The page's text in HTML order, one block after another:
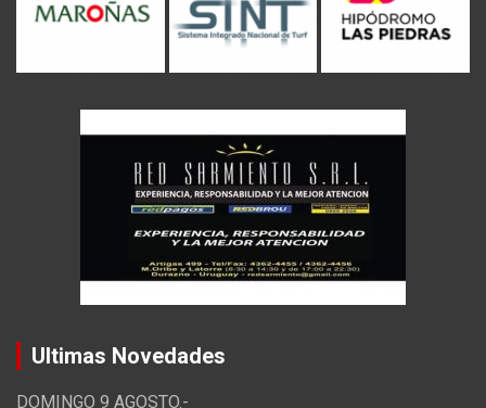
Ultimas Novedades
DOMINGO 9 AGOSTO.-